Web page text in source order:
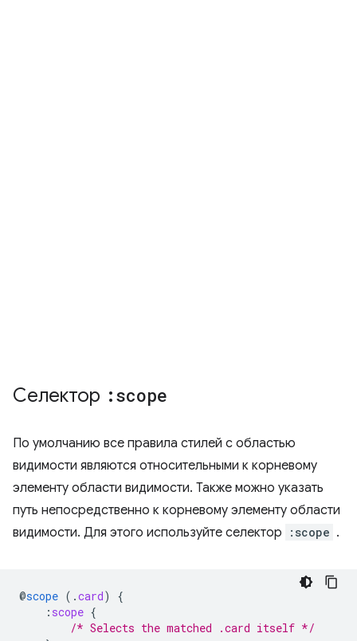
Селектор :scope
По умолчанию все правила стилей с областью
видимости являются относительными к корневому
элементу области видимости. Также можно указать
путь непосредственно к корневому элементу области
видимости. Для этого используйте селектор
:scope .
@scope ( .card)
{
: scope {
/* Selects the matched .card itself */